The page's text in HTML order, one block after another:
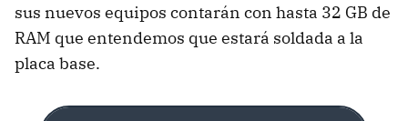
sus nuevos equipos contarán con hasta 32 GB de
RAM que entendemos que estará soldada a la
placa base.